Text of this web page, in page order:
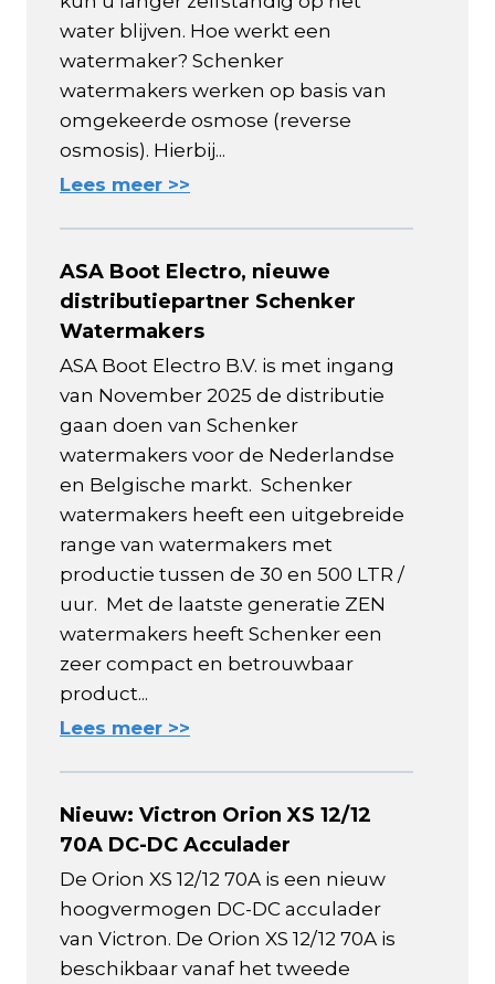
water blijven. Hoe werkt een
watermaker? Schenker
watermakers werken op basis van
omgekeerde osmose (reverse
osmosis). Hierbij...
Lees meer >>
ASA Boot Electro, nieuwe
distributiepartner Schenker
Watermakers
ASA Boot Electro B.V. is met ingang
van November 2025 de distributie
gaan doen van Schenker
watermakers voor de Nederlandse
en Belgische markt. Schenker
watermakers heeft een uitgebreide
range van watermakers met
productie tussen de 30 en 500 LTR /
uur. Met de laatste generatie ZEN
watermakers heeft Schenker een
zeer compact en betrouwbaar
product...
Lees meer >>
Nieuw: Victron Orion XS 12/12
70A DC-DC Acculader
De Orion XS 12/12 70A is een nieuw
hoogvermogen DC-DC acculader
van Victron. De Orion XS 12/12 70A is
beschikbaar vanaf het tweede